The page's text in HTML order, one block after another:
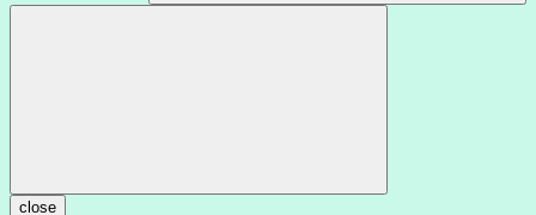
close